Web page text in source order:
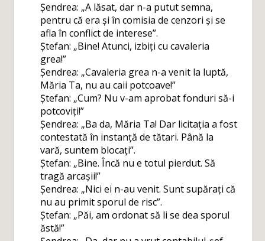
Șendrea: „A lăsat, dar n-a putut semna,
pentru că era și în comisia de cenzori și se
afla în conflict de interese”.
Ștefan: „Bine! Atunci, izbiți cu cavaleria
grea!”
Șendrea: „Cavaleria grea n-a venit la luptă,
Măria Ta, nu au caii potcoave!”
Ștefan: „Cum? Nu v-am aprobat fonduri să-i
potcoviți!”
Șendrea: „Ba da, Măria Ta! Dar licitația a fost
contestată în instanță de tătari. Până la
vară, suntem blocați”.
Ștefan: „Bine. Încă nu e totul pierdut. Să
tragă arcașii!”
Șendrea: „Nici ei n-au venit. Sunt supărați că
nu au primit sporul de risc”.
Ștefan: „Păi, am ordonat să li se dea sporul
ăstă!”